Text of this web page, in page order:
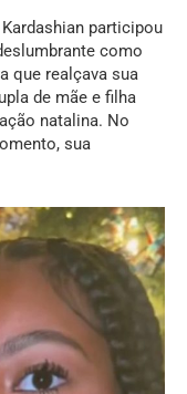
participou
como
que realçava sua
de mãe e filha
natalina. No
sua